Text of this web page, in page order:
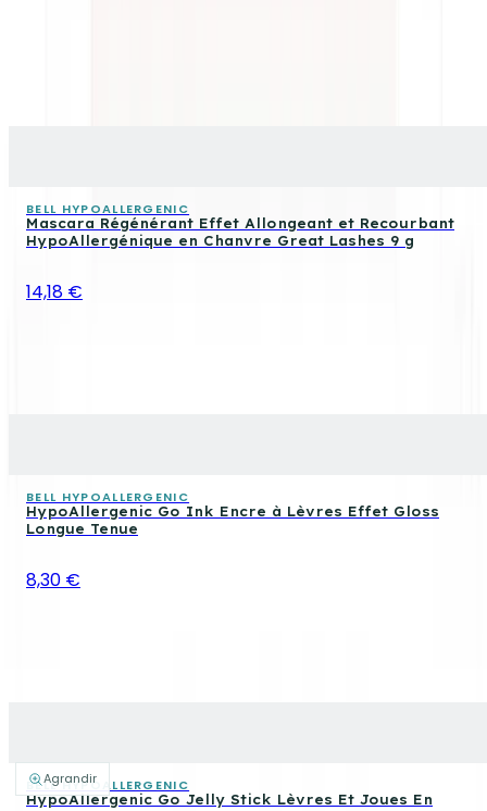
Agrandir
BELL HYPOALLERGENIC
Mascara Régénérant Effet Allongeant et Recourbant
HypoAllergénique en Chanvre Great Lashes 9 g
14,18 €
BELL HYPOALLERGENIC
HypoAllergenic Go Ink Encre à Lèvres Effet Gloss
Longue Tenue
8,30 €
BELL HYPOALLERGENIC
HypoAllergenic Go Jelly Stick Lèvres Et Joues En